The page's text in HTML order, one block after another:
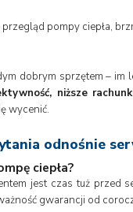
pompy ciepła,
dobrym sprzętem – im
niższe
wycenić.
odnośnie
ciepła?
jest czas tuż przed
gwarancji od